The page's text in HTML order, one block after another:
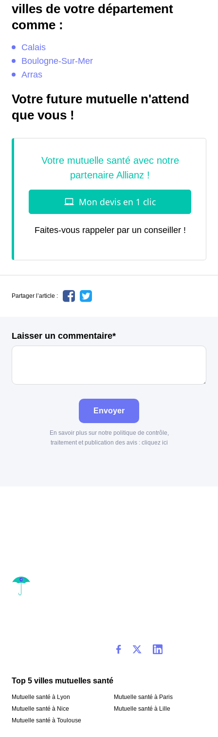
villes de votre département
comme :
Calais
Boulogne-Sur-Mer
Arras
Votre future mutuelle n'attend
que vous !
Faites-vous rappeler par un conseiller !
Partager l’article :
Laisser un commentaire*
Envoyer
En savoir plus sur notre politique de contrôle,
traitement et publication des avis : cliquez ici
Top 5 villes mutuelles santé
Mutuelle santé à Lyon
Mutuelle santé à Nice
Mutuelle santé à Toulouse
Mutuelle santé à Paris
Mutuelle santé à Lille